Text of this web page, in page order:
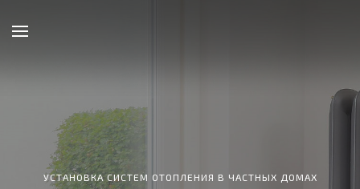
УСТАНОВКА СИСТЕМ ОТОПЛЕНИЯ В ЧАСТНЫХ ДОМАХ